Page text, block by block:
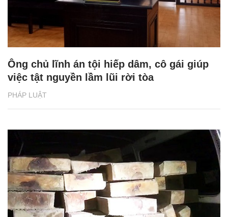
PHÁP LUẬT
Ông chủ lĩnh án tội hiếp dâm, cô gái giúp
việc tật nguyền lầm lũi rời tòa